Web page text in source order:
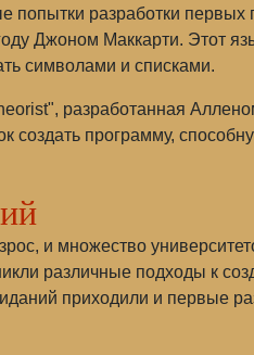
попытки разработки
Джоном Маккарти. Этот
символами и списками.
разработанная
создать программу,
и множество
различные подходы к
приходили и первые